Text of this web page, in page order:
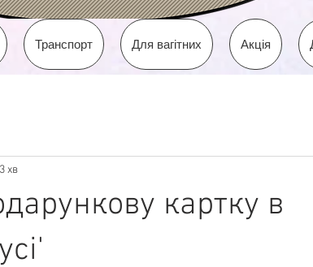
Транспорт Для вагітних Акція
картку в
хв